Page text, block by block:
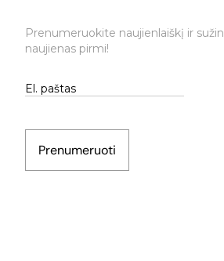
Prenumeruokite naujienlaiškį ir
naujienas pirmi!
Prenumeruoti